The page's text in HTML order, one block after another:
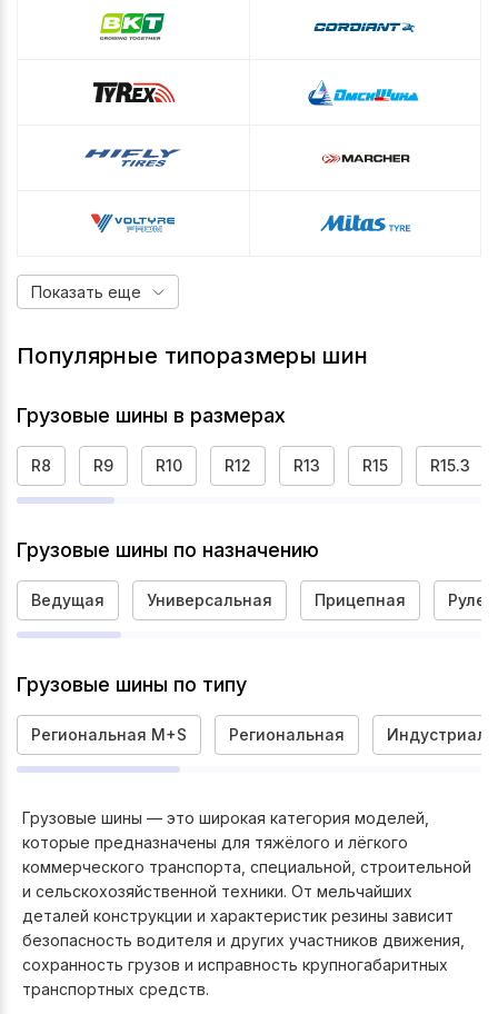
Показать еще
Популярные типоразмеры шин
Грузовые шины в размерах
R8 R9 R10 R12 R13 R15 R15.3
Грузовые шины по назначению
Ведущая Универсальная Прицепная
Грузовые шины по типу
Региональная M+S Региональная
Грузовые шины — это широкая категория моделей,
которые предназначены для тяжёлого и лёгкого
коммерческого транспорта, специальной, строительной
и сельскохозяйственной техники. От мельчайших
деталей конструкции и характеристик резины зависит
безопасность водителя и других участников движения,
сохранность грузов и исправность крупногабаритных
транспортных средств.